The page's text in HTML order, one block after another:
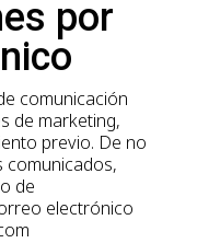
por
comunicación
de marketing,
previo. De no
comunicados,
de
electrónico